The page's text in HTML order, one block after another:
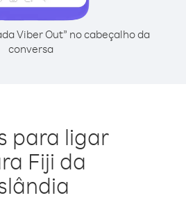
Viber Out” no cabeçalho da
conversa
para ligar
Fiji da